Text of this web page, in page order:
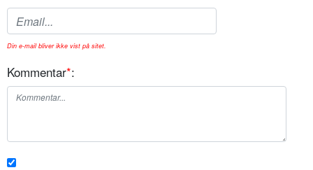
Din e-mail bliver ikke vist på sitet.
Kommentar*: